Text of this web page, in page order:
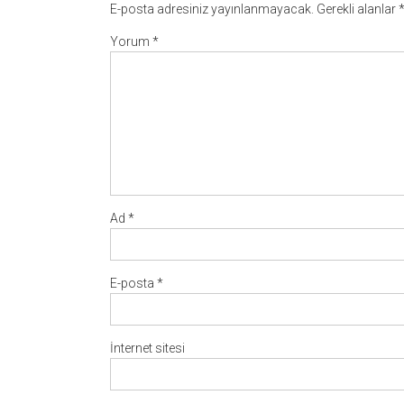
E-posta adresiniz yayınlanmayacak. Gerekli alanlar*
Yorum *
Ad *
E-posta *
İnternet sitesi